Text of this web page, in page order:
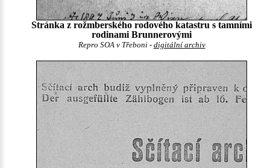
Stránka z rožmberského rodového katastru s tamními
rodinami Brunnerovými
Repro SOA v Třeboni - digitální archiv